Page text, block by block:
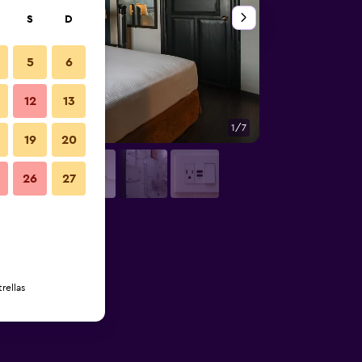
1/7
S D
5 6
12 13
19 20
26 27